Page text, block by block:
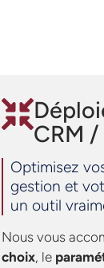
CRM /
Optimisez
gestion et
un outil
Nous vous
choix, le